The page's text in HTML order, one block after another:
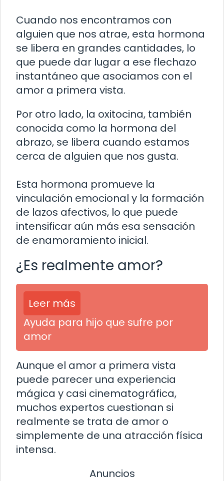
Cuando nos encontramos con
alguien que nos atrae, esta hormona
se libera en grandes cantidades, lo
que puede dar lugar a ese flechazo
instantáneo que asociamos con el
amor a primera vista.
Por otro lado, la oxitocina, también
conocida como la hormona del
abrazo, se libera cuando estamos
cerca de alguien que nos gusta.
Esta hormona promueve la
vinculación emocional y la formación
de lazos afectivos, lo que puede
intensificar aún más esa sensación
de enamoramiento inicial.
¿Es realmente amor?
Leer más
Ayuda para hijo que sufre por
amor
Aunque el amor a primera vista
puede parecer una experiencia
mágica y casi cinematográfica,
muchos expertos cuestionan si
realmente se trata de amor o
simplemente de una atracción física
intensa.
Anuncios